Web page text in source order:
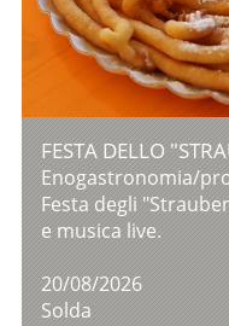
FESTA DELLO
Enogastronomia/
Festa degli
e musica live.
20/08/2026
Solda